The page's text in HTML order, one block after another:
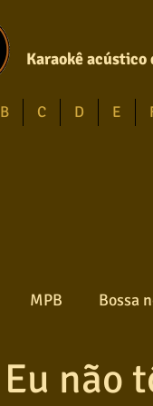
Karaokê acústico
B C D E
MPB Bossa
Gospel Axé
Eu não